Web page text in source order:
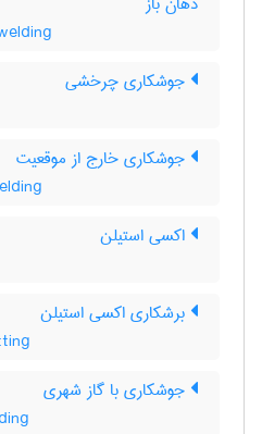
جوشکاری چرخشی
جوشکاری خارج از موقعیت
اکسی استیلن
برشکاری اکسی استیلن
جوشکاری با گاز شهری